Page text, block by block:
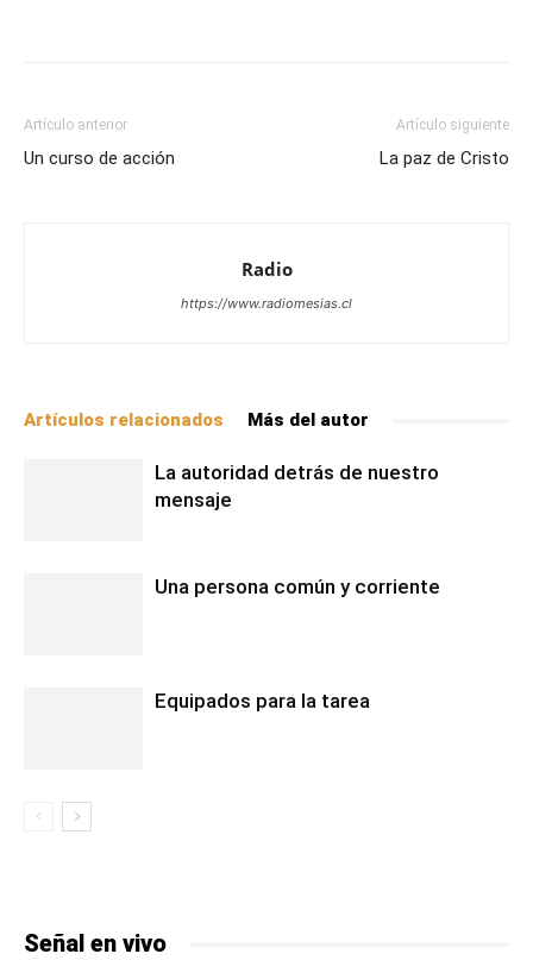
Artículo anterior
Un curso de acción
Artículo siguiente
La paz de Cristo
Radio
https://www.radiomesias.cl
Artículos relacionados Más del autor
La autoridad detrás de nuestro
mensaje
Una persona común y corriente
Equipados para la tarea
Señal en vivo